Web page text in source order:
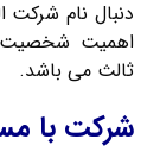
دنبال نام شرکت
اهمیت شخصیت
ثالث می باشد.
شرکت با